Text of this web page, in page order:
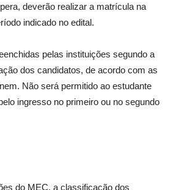
deverão realizar a matrícula na
indicado no edital.
pelas instituições segundo a
dos candidatos, de acordo com as
Não será permitido ao estudante
ingresso no primeiro ou no segundo
do MEC, a classificação dos